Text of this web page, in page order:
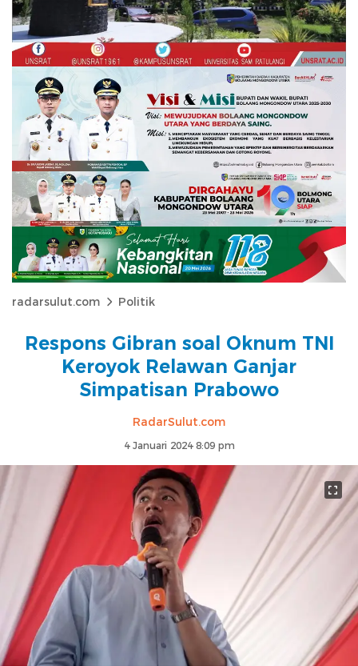
radarsulut.com Politik
Respons Gibran soal Oknum TNI
Keroyok Relawan Ganjar
Simpatisan Prabowo
RadarSulut.com
4 Januari 2024 8:09 pm